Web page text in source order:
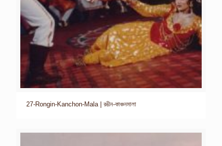
27-Rongin-Kanchon-Mala | রঙীন-কাঞ্চনমালা